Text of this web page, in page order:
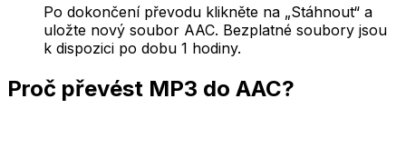
Po dokončení převodu klikněte na „Stáhnout“ a
uložte nový soubor AAC. Bezplatné soubory jsou
k dispozici po dobu 1 hodiny.
Proč převést MP3 do AAC?